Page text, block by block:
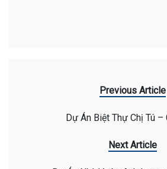
Previous Article
Dự Án Biệt Thự Chị Tú –
Next Article